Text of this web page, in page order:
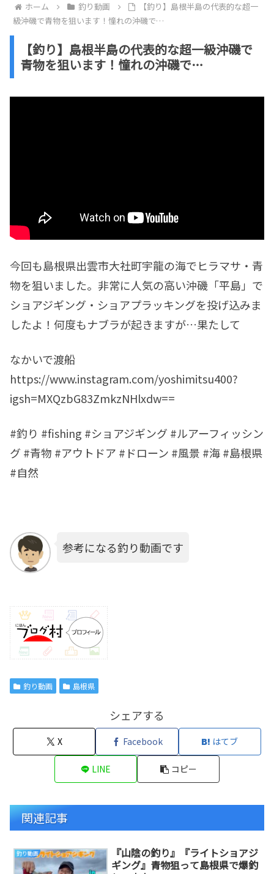
ホーム 釣り動画
【釣り】島根半島の代表的な超一
級沖磯で青物を狙います！憧れの沖磯で…
【釣り】島根半島の代表的な超一級沖磯で
青物を狙います！憧れの沖磯で…
今回も島根県出雲市大社町宇龍の海でヒラマサ・青
物を狙いました。非常に人気の高い沖磯「平島」で
ショアジギング・ショアプラッキングを投げ込みま
したよ！何度もナブラが起きますが…果たして
なかいで渡船
https://www.instagram.com/yoshimitsu400?
igsh=MXQzbG83ZmkzNHlxdw==
#釣り #fishing #ショアジギング #ルアーフィッシン
グ #青物 #アウトドア #ドローン #風景 #海 #島根県
#自然
参考になる釣り動画です
釣り動画 島根県
シェアする
X Facebook はてブ
LINE コピー
関連記事
釣り動画
『山陰の釣り』『ライトショアジ
ギング』青物狙って島根県で爆釣